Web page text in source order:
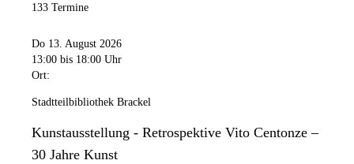
133 Termine
Do 13. August 2026
13:00 bis 18:00 Uhr
Ort:
Stadtteilbibliothek Brackel
Kunstausstellung - Retrospektive Vito Centonze –
30 Jahre Kunst